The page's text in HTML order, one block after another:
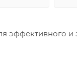
эффективного